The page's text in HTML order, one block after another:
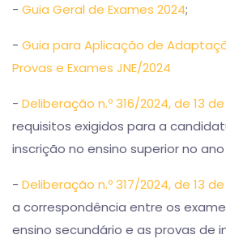
- Guia Geral de Exames 2024;
- Guia para Aplicação de
Provas e Exames JNE/2024
- Deliberação n.º 316/2024, de 13
requisitos exigidos para a
inscrição no ensino superior no
- Deliberação n.º 317/2024, de 13
a correspondência entre os
ensino secundário e as provas de